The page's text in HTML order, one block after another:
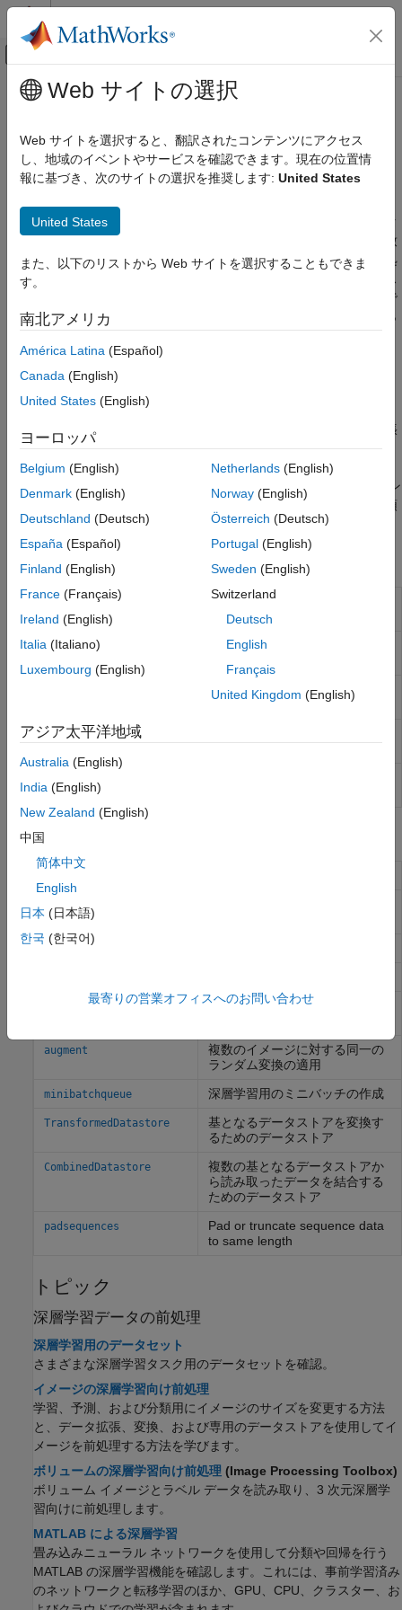
コンテンツへスキップ
オフキャンバス ナビゲーション メ
ドキュメンテーションのホーム
Deep Learning Toolbox
Deep Learning Toolbox 入門
用途
Simulink を使用した深層学習
深層ニューラル ネットワーク用のデータの
前処理
深層ニューラル ネットワークのインポート
と構築
深層ニューラル ネットワークの学習
深層ニューラル ネットワークの可視化と検
証
コード生成と深層ニューラル ネットワーク
メインコンテンツ
深層ニューラル ネットワーク用の
データの前処理
深層学習用のデータの管理と前処理
て、必ずネットワークで受け入れられる形式になるよう、データ
の前処理を行います。たとえば、イメージ入力層のサイズに一致
するようにイメージ入力のサイズを変更できます。データの前処
を生じさせる可能性があるアーティファクトを低減することもで
きます。たとえば、入力データを正規化したり、入力データから
ノイズを削除できます。
イメージ入力の前処理は、MATLAB
更などの操作によって行うことができます。その他の MATLAB
ツールボックスには、深層学習データのラベル付け、処理、拡張
のための関数、データストア、およびアプリが用意されていま
す。その他の MATLAB ツールボックスの専用ツールを使用し
て、イメージ処理、オブジェクト検出、セマンティック セグメン
テーション、信号処理、オーディオ処理、テキスト分析などの領
域向けにデータを処理します。
アプリ
イメージ ラベラ
ー
コンピューター ビジョンの応用に使用す
るラベル イメージ
ビデオ ラベラー
Label video for computer vision
自動運転アプリケーション用にグラウン
ド トゥルース データをラベル付け
LiDAR ラベラー
関数
augmentedImageDatastore
imageDataAugmenter
複数のデータストアのデータを
augment
複数のイメージに対する同一の
ランダム変換の適用
minibatchqueue 深層学習用のミニバッチの作成
TransformedDatastore
基となるデータストアを変換す
るためのデータストア
CombinedDatastore
複数の基となるデータストアか
ら読み取ったデータを結合する
ためのデータストア
padsequences
Pad or truncate sequence data
to same length
トピック
深層学習データの前処理
深層学習用のデータセット
さまざまな深層学習タスク用のデータセットを確認。
イメージの深層学習向け前処理
学習、予測、および分類用にイメージのサイズを変更する方法
と、データ拡張、変換、および専用のデータストアを使用してイ
メージを前処理する方法を学びます。
ボリュームの深層学習向け前処理 (Image Processing Toolbox)
ボリューム イメージとラベル データを読み取り、3 次元深層学
習向けに前処理します。
MATLAB による深層学習
畳み込みニューラル ネットワークを使用して分類や回帰を行う
MATLAB の深層学習機能を確認します。これには、事前学習済み
のネットワークと転移学習のほか、GPU、CPU、クラスター、お
Web サイトの選択
Web サイトを選択すると、翻訳されたコンテンツにアクセス
し、地域のイベントやサービスを確認できます。現在の位置情
報に基づき、次のサイトの選択を推奨します: United States
United States
また、以下のリストから Web サイトを選択することもできま
す。
南北アメリカ
América Latina (Español)
Canada (English)
United States (English)
ヨーロッパ
Belgium (English)
Denmark (English)
Deutschland (Deutsch)
España (Español)
Finland (English)
France (Français)
Ireland (English)
Italia (Italiano)
Luxembourg (English)
Netherlands(English)
Norway(English)
Österreich (Deutsch)
Portugal(English)
Sweden (English)
Switzerland
Deutsch
English
Français
United Kingdom (English)
アジア太平洋地域
Australia (English)
India (English)
New Zealand (English)
中国
简体中文
English
日本 (日本語)
한국 (한국어)
最寄りの営業オフィスへのお問い合わせ